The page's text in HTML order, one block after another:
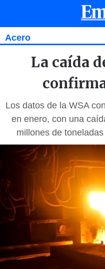
Acero
La caída
Los datos de la WSA
en enero, con una
millones de